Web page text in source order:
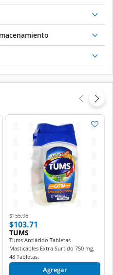
Price reduced from
$155.96to
$103.71
TUMS
Tums Antiácido Tabletas
Masticables Extra Surtido 750 mg,
48 Tabletas.
Agregar